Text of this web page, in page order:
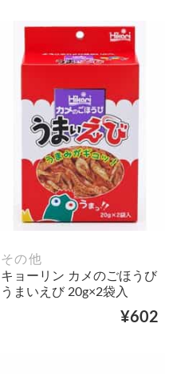
その他
キョーリン カメのごほうび
うまいえび 20g×2袋入
¥602